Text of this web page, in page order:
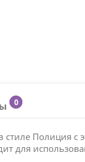
0
Полиция
для